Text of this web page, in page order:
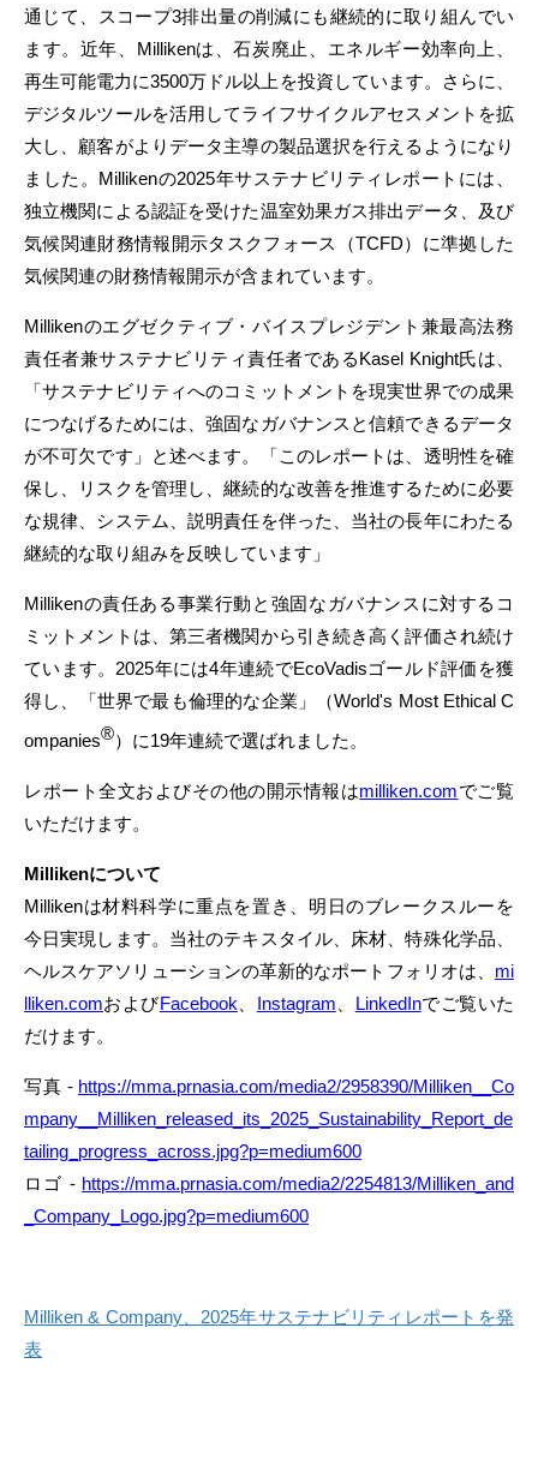
通じて、スコープ3排出量の削減にも継続的に取り組んでい
ます。近年、Millikenは、石炭廃止、エネルギー効率向上、
再生可能電力に3500万ドル以上を投資しています。さらに、
デジタルツールを活用してライフサイクルアセスメントを拡
大し、顧客がよりデータ主導の製品選択を行えるようになり
ました。Millikenの2025年サステナビリティレポートには、
独立機関による認証を受けた温室効果ガス排出データ、及び
気候関連財務情報開示タスクフォース（TCFD）に準拠した
気候関連の財務情報開示が含まれています。
Millikenのエグゼクティブ・バイスプレジデント兼最高法務
責任者兼サステナビリティ責任者であるKasel Knight氏は、
「サステナビリティへのコミットメントを現実世界での成果
につなげるためには、強固なガバナンスと信頼できるデータ
が不可欠です」と述べます。「このレポートは、透明性を確
保し、リスクを管理し、継続的な改善を推進するために必要
な規律、システム、説明責任を伴った、当社の長年にわたる
継続的な取り組みを反映しています」
Millikenの責任ある事業行動と強固なガバナンスに対するコ
ミットメントは、第三者機関から引き続き高く評価され続け
ています。2025年には4年連続でEcoVadisゴールド評価を獲
得し、「世界で最も倫理的な企業」（World's Most Ethical C
ompanies®）に19年連続で選ばれました。
レポート全文およびその他の開示情報はmilliken.comでご覧
いただけます。
Millikenについて
Millikenは材料科学に重点を置き、明日のブレークスルーを
今日実現します。当社のテキスタイル、床材、特殊化学品、
ヘルスケアソリューションの革新的なポートフォリオは、 mi
lliken.comおよびFacebook Instagram LinkedInでご覧いた
だけます。
写真 - https://mma.prnasia.com/media2/2958390/Milliken__Co
mpany__Milliken_released_its_2025_Sustainability_Report_de
tailing_progress_across.jpg?p=medium600
ロゴ - https://mma.prnasia.com/media2/2254813/Milliken_and
_Company_Logo.jpg?p=medium600
Milliken & Company、2025年サステナビリティレポートを発
表